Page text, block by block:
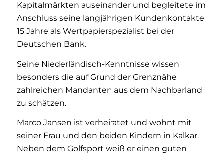
Kapitalmärkten auseinander und begleitete im
Anschluss seine langjährigen Kundenkontakte
15 Jahre als Wertpapierspezialist bei der
Deutschen Bank.
Seine Niederländisch-Kenntnisse wissen
besonders die auf Grund der Grenznähe
zahlreichen Mandanten aus dem Nachbarland
zu schätzen.
Marco Jansen ist verheiratet und wohnt mit
seiner Frau und den beiden Kindern in Kalkar.
Neben dem Golfsport weiß er einen guten